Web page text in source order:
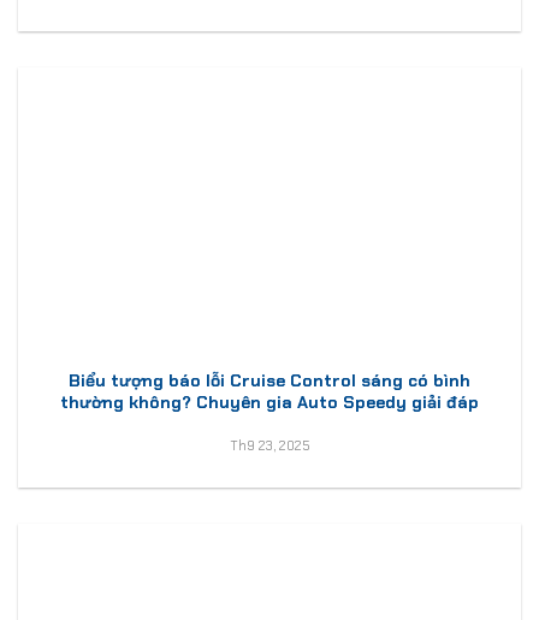
Biểu tượng báo lỗi Cruise Control sáng có bình
thường không? Chuyên gia Auto Speedy giải đáp
Th9 23, 2025